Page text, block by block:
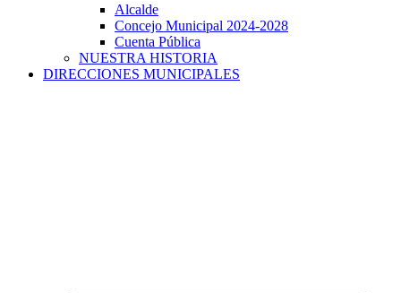
Alcalde
Concejo Municipal 2024-2028
Cuenta Pública
NUESTRA HISTORIA
DIRECCIONES MUNICIPALES